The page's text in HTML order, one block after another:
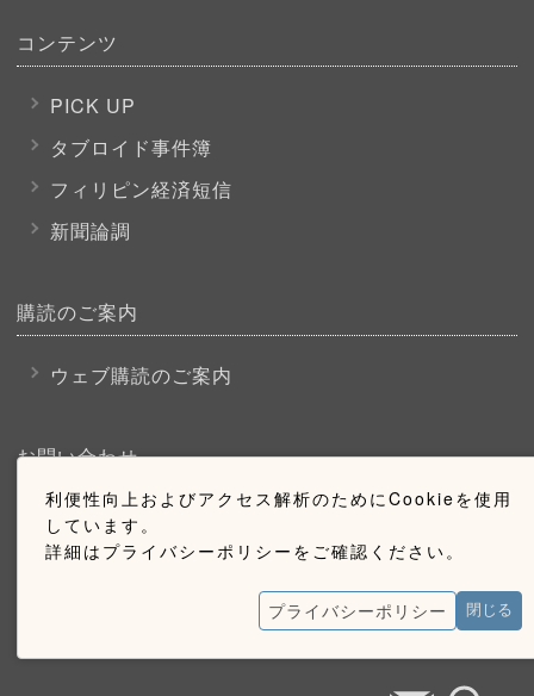
利便性向上およびアクセス解析のためにCookieを使用
しています。
詳細はプライバシーポリシーをご確認ください。
プライバシーポリシー 閉じる
コンテンツ
PICK UP
タブロイド事件簿
フィリピン経済短信
新聞論調
購読のご案内
ウェブ購読のご案内
お問い合わせ
採用情報
お問い合わせ